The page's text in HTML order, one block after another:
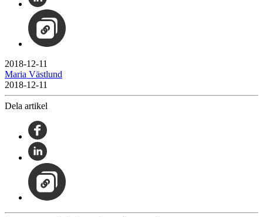
2018-12-11
Maria Västlund
2018-12-11
Dela artikel